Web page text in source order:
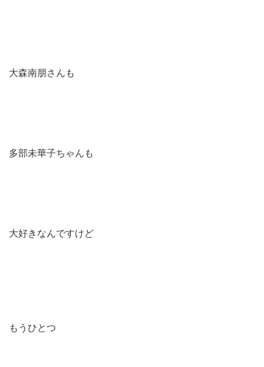
大森南朋さんも
多部未華子ちゃんも
大好きなんですけど
もうひとつ